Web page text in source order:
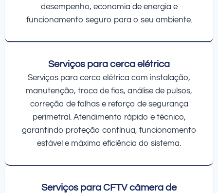
desempenho, economia de energia e
funcionamento seguro para o seu ambiente.
Serviços para cerca elétrica
Serviços para cerca elétrica com instalação,
manutenção, troca de fios, análise de pulsos,
correção de falhas e reforço de segurança
perimetral. Atendimento rápido e técnico,
garantindo proteção contínua, funcionamento
estável e máxima eficiência do sistema.
Serviços para CFTV câmera de